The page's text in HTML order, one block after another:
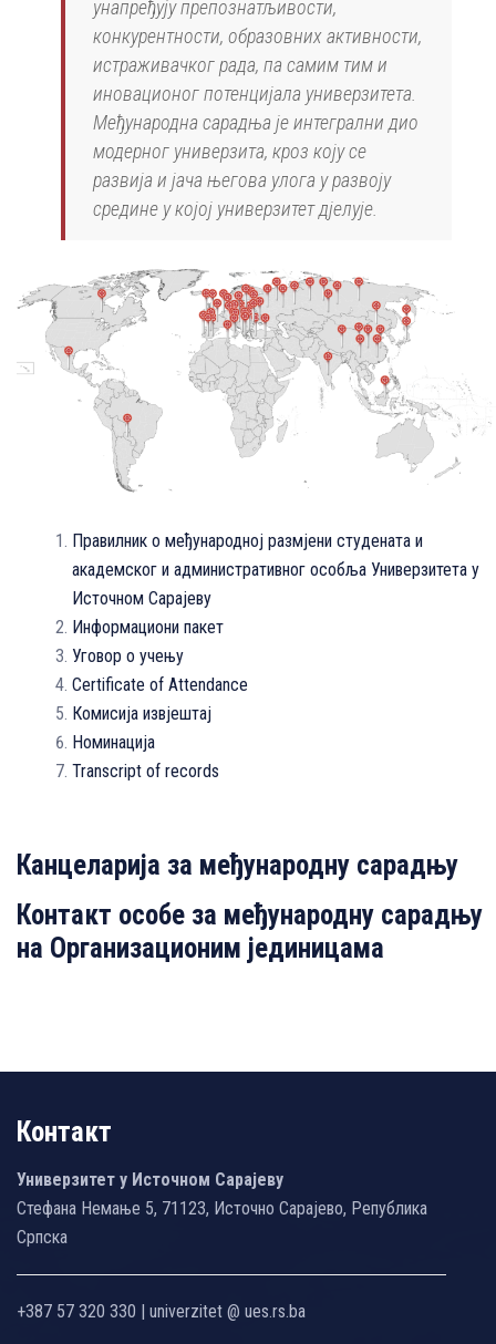
унапређују препознатљивости,
конкурентности, образовних активности,
истраживачког рада, па самим тим и
иновационог потенцијала универзитета.
Међународна сарадња је интегрални дио
модерног универзита, кроз коју се
развија и јача његова улога у развоју
средине у којој универзитет дјелује.
Правилник о међународној размјени студената и
академског и административног особља Универзитета у
Источном Сарајеву
Информациони пакет
Уговор о учењу
Certificate of Attendance
Комисија извјештај
Номинација
Transcript of records
Канцеларија за међународну сарадњу
Контакт особе за међународну сарадњу
на Организационим јединицама
Контакт
Универзитет у Источном Сарајеву
Стефана Немање 5, 71123, Источно Сарајево, Република
Српска
+387 57 320 330 | univerzitet @ ues.rs.ba